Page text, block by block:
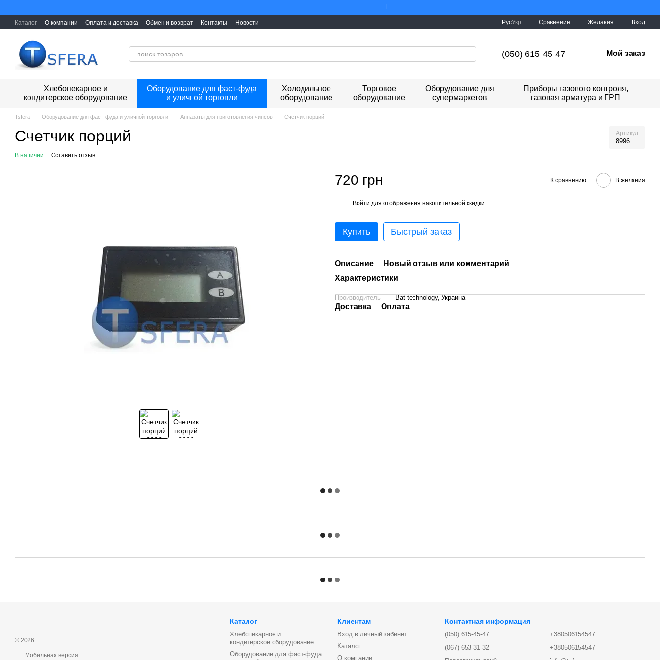
Каталог О компании Оплата и доставка Обмен и возврат Контакты Новости РусУкр Сравнение Желания Вход
(050) 615-45-47 Мой заказ
Хлебопекарное и
кондитерское оборудование
Оборудование для фаст-фуда
и уличной торговли
Холодильное
оборудование
Торговое
оборудование
Оборудование для
супермаркетов
Приборы газового контроля,
газовая арматура и ГРП
Tsfera Оборудование для фаст-фуда и уличной торговли Аппараты для приготовления чипсов Счетчик порций
Счетчик порций Артикул
8996
В наличии Оставить отзыв
720 грн К сравнению В желания
Войти для отображения накопительной скидки
Купить Быстрый заказ
Описание
Новый отзыв или комментарий
Характеристики
Производитель Bat technology, Украина
Доставка Оплата
© 2026
Мобильная версия
Каталог
Хлебопекарное и
кондитерское оборудование
Оборудование для фаст-фуда
Клиентам
Вход в личный кабинет
Каталог
О компании
Контактная информация
(050) 615-45-47
(067) 653-31-32
+380506154547
+380506154547